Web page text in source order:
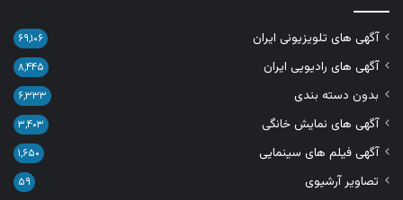
آگهی های تلویزیونی ایران ۶۹,۱۰۶
آگهی های رادیویی ایران ۸,۴۴۵
بدون دسته بندی ۶,۳۳۳
آگهی های نمایش خانگی ۳,۴۰۳
آگهی فیلم های سینمایی ۱,۶۵۰
تصاویر آرشیوی ۵۹